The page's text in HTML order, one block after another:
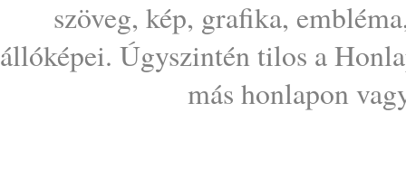
szöveg, kép, grafika,
állóképei. Úgyszintén tilos a
más honlapon